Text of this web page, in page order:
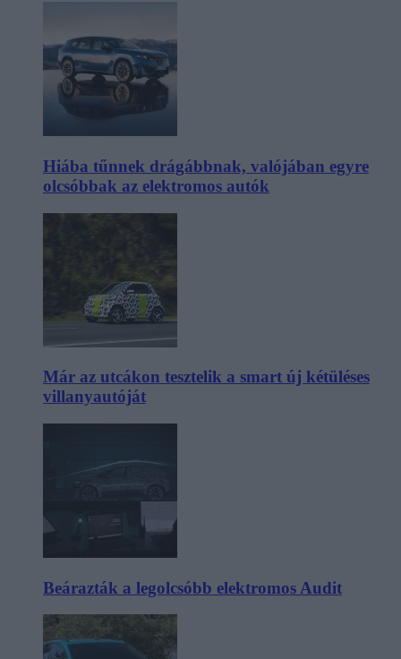
Hiába tűnnek drágábbnak, valójában egyre
olcsóbbak az elektromos autók
Már az utcákon tesztelik a smart új kétüléses
villanyautóját
Beárazták a legolcsóbb elektromos Audit